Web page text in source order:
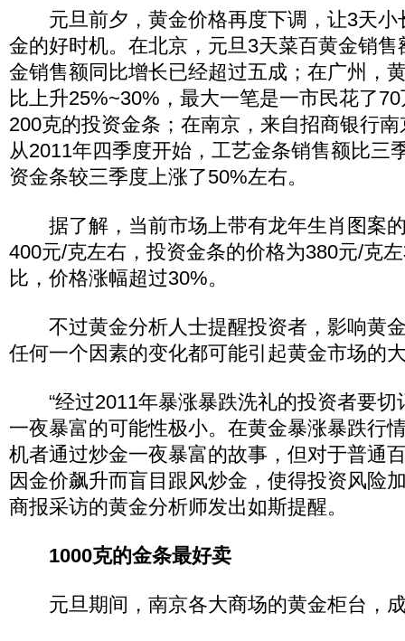
元旦前夕，黄金价格再度下调，让3天小
金的好时机。在北京，元旦3天菜百黄金销
金销售额同比增长已经超过五成；在广州，
比上升25%~30%，最大一笔是一市民花了
200克的投资金条；在南京，来自招商银行
从2011年四季度开始，工艺金条销售额比三
资金条较三季度上涨了50%左右。
据了解，当前市场上带有龙年生肖图案
400元/克左右，投资金条的价格为380元/克
比，价格涨幅超过30%。
不过黄金分析人士提醒投资者，影响黄
任何一个因素的变化都可能引起黄金市场的
“经过2011年暴涨暴跌洗礼的投资者要切
一夜暴富的可能性极小。在黄金暴涨暴跌行
机者通过炒金一夜暴富的故事，但对于普通
因金价飙升而盲目跟风炒金，使得投资风险
商报采访的黄金分析师发出如斯提醒。
1000克的金条最好卖
元旦期间，南京各大商场的黄金柜台，